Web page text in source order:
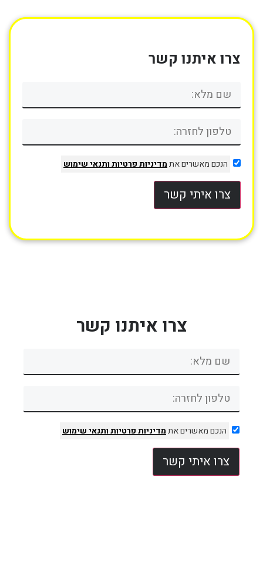
צרו איתנו קשר
הנכם מאשרים אתמדיניות פרטיותותנאי שימוש
צרו איתי קשר
צרו איתנו קשר
הנכם מאשרים אתמדיניות פרטיותותנאי שימוש
צרו איתי קשר